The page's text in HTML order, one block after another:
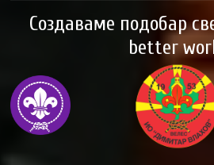
Создаваме подобар
better